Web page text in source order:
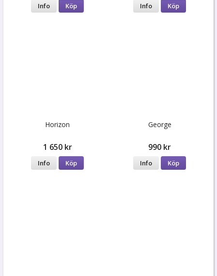
Info Köp Info Köp
Horizon
1 650 kr
Info Köp
George
990 kr
Info Köp